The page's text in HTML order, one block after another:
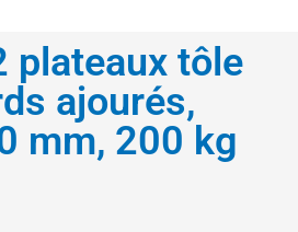
plateaux tôle
ajourés,
mm, 200 kg